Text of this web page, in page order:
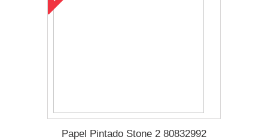
Papel Pintado Stone 2 80832992